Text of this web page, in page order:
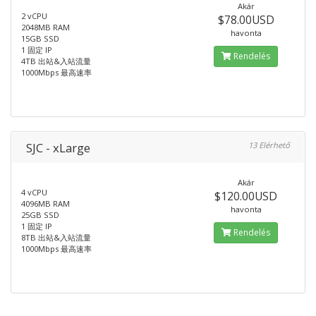
2 vCPU
2048MB RAM
15GB SSD
1 固定 IP
4TB 出站&入站流量
1000Mbps 最高速率
Akár
$78.00USD
havonta
Rendelés
SJC - xLarge 13 Elérhető
4 vCPU
4096MB RAM
25GB SSD
1 固定 IP
8TB 出站&入站流量
1000Mbps 最高速率
Akár
$120.00USD
havonta
Rendelés